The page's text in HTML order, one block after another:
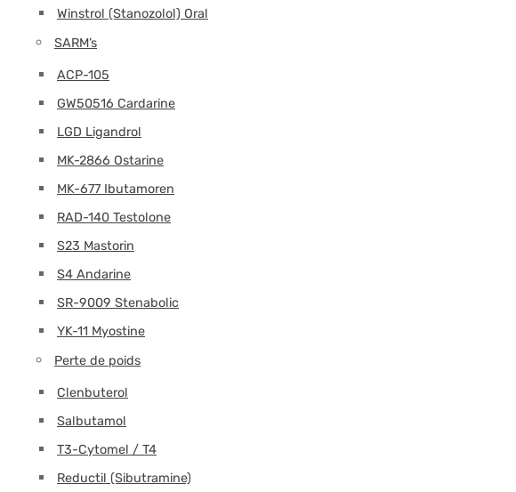
Winstrol (Stanozolol) Oral
SARM’s
ACP-105
GW50516 Cardarine
LGD Ligandrol
MK-2866 Ostarine
MK-677 Ibutamoren
RAD-140 Testolone
S23 Mastorin
S4 Andarine
SR-9009 Stenabolic
YK-11 Myostine
Perte de poids
Clenbuterol
Salbutamol
T3-Cytomel / T4
Reductil (Sibutramine)